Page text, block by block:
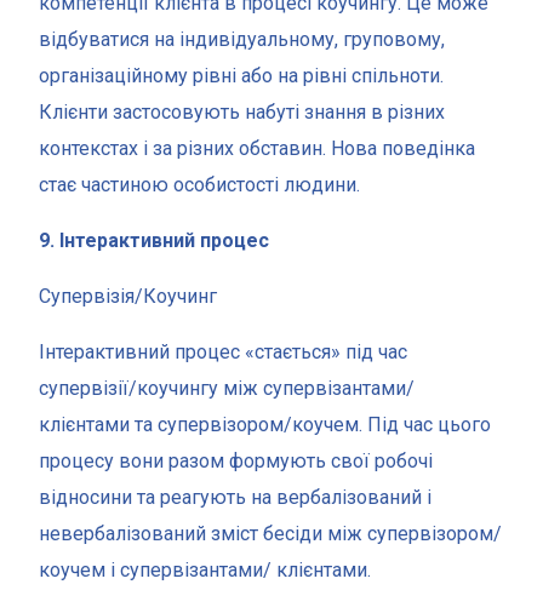
відбуватися на індивідуальному, груповому,
організаційному рівні або на рівні спільноти.
Клієнти застосовують набуті знання в різних
контекстах і за різних обставин. Нова поведінка
стає частиною особистості людини.
9. Інтерактивний процес
Супервізія/Коучинг
Інтерактивний процес «стається» під час
супервізії/коучингу між супервізантами/
клієнтами та супервізором/коучем. Під час цього
процесу вони разом формують свої робочі
відносини та реагують на вербалізований і
невербалізований зміст бесіди між супервізором/
коучем і супервізантами/ клієнтами.